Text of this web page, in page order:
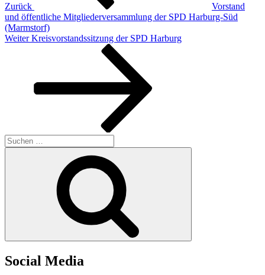
Zurück
Vorstand
und öffentliche Mitgliederversammlung der SPD Harburg-Süd
(Marmstorf)
Nächster
Weiter Kreisvorstandssitzung der SPD Harburg
Suchen
nach:
Social Media